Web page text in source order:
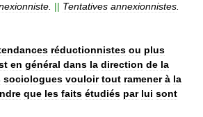
. || Tentatives annexionnistes.
réductionnistes ou plus
en général dans la direction de la
sociologues vouloir tout ramener à la
que les faits étudiés par lui sont